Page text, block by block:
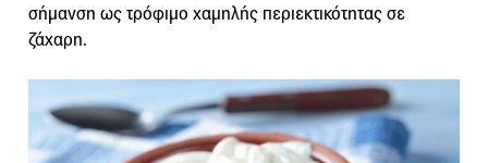
σήμανση ως τρόφιμο χαμηλής περιεκτικότητας σε
ζάχαρη.